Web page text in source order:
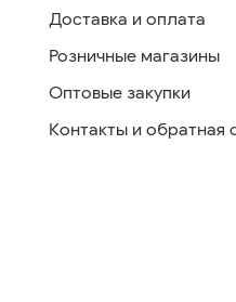
Доставка и оплата
Розничные магазины
Оптовые закупки
Контакты и обратная